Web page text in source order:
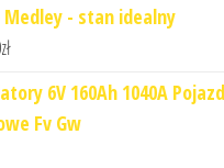
- stan idealny
zł
6V 160Ah 1040A
Fv Gw